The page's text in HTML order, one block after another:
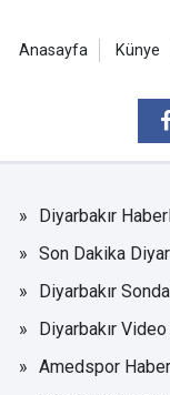
Anasayfa Künye
Diyarbakır
Son Dakika
Diyarbakır
Diyarbakır
Amedspor